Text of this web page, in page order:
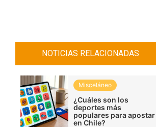
NOTICIAS RELACIONADAS
Misceláneo
¿Cuáles son los
deportes más
populares para apostar
en Chile?